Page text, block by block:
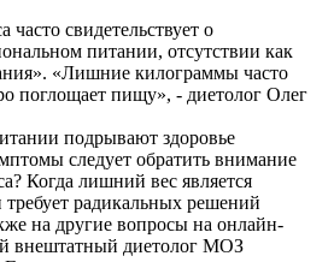
свидетельствует о
питании, отсутствии как
«Лишние килограммы часто
поглощает пищу», - диетолог Олег
подрывают здоровье
следует обратить внимание
Когда лишний вес является
радикальных решений
на другие вопросы на онлайн-
внештатный диетолог МОЗ